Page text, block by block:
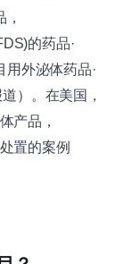
的药品·
外泌体药品·
）。在美国，
产品，
置的案例